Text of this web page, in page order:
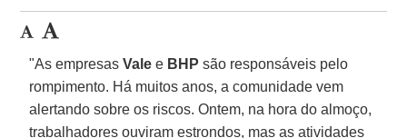
"As empresasVale e BHP são responsáveis pelo
rompimento. Há muitos anos, a comunidade vem
alertando sobre os riscos. Ontem, na hora do almoço,
trabalhadores ouviram estrondos, mas as atividades